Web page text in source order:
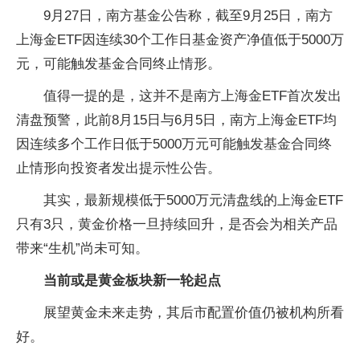
9月27日，南方基金公告称，截至9月25日，南方
上海金ETF因连续30个工作日基金资产净值低于5000万
元，可能触发基金合同终止情形。
值得一提的是，这并不是南方上海金ETF首次发出
清盘预警，此前8月15日与6月5日，南方上海金ETF均
因连续多个工作日低于5000万元可能触发基金合同终
止情形向投资者发出提示性公告。
其实，最新规模低于5000万元清盘线的上海金ETF
只有3只，黄金价格一旦持续回升，是否会为相关产品
带来“生机”尚未可知。
当前或是黄金板块新一轮起点
展望黄金未来走势，其后市配置价值仍被机构所看
好。